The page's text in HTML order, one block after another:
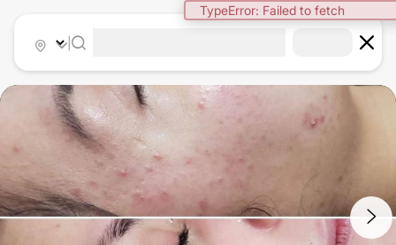
TypeError: Failed to fetch